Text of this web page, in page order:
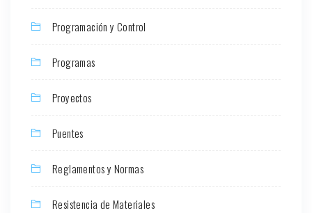
Programación y Control
Programas
Proyectos
Puentes
Reglamentos y Normas
Resistencia de Materiales